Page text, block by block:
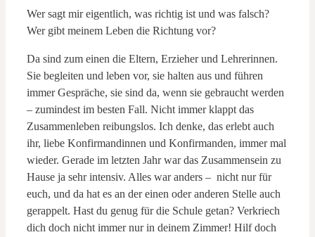
Wer sagt mir eigentlich, was richtig ist und was falsch?
Wer gibt meinem Leben die Richtung vor?
Da sind zum einen die Eltern, Erzieher und Lehrerinnen.
Sie begleiten und leben vor, sie halten aus und führen
immer Gespräche, sie sind da, wenn sie gebraucht werden
– zumindest im besten Fall. Nicht immer klappt das
Zusammenleben reibungslos. Ich denke, das erlebt auch
ihr, liebe Konfirmandinnen und Konfirmanden, immer mal
wieder. Gerade im letzten Jahr war das Zusammensein zu
Hause ja sehr intensiv. Alles war anders – nicht nur für
euch, und da hat es an der einen oder anderen Stelle auch
gerappelt. Hast du genug für die Schule getan? Verkriech
dich doch nicht immer nur in deinem Zimmer! Hilf doch